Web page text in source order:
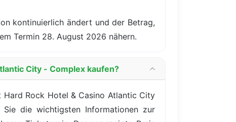
kontinuierlich ändert und der Betrag,
Termin 28. August 2026 nähern.
City - Complex kaufen?
Rock Hotel & Casino Atlantic City
die wichtigsten Informationen zur